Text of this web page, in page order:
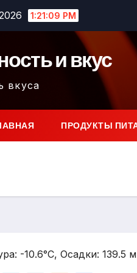
1:21:10 PM
и вкус
вкуса
ПРОДУКТЫ
-10.6°C, Осадки: 139.5